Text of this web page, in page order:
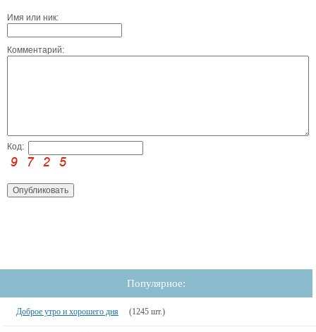
Имя или ник:
Комментарий:
Код:
Популярное:
Доброе утро и хорошего дня (1245 шт.)